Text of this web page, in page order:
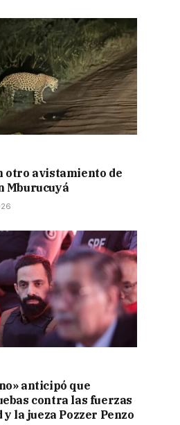
otro avistamiento de
Mburucuyá
anticipó que
contra las fuerzas
y la jueza Pozzer Penzo